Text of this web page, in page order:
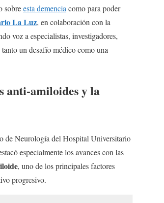
sobreesta demencia como para poder
La Luz, en colaboración con la
voz a especialistas, investigadores,
un desafío médico como una
anti-amiloides y la
de Neurología del Hospital Universitario
especialmente los avances con las
, uno de los principales factores
progresivo.